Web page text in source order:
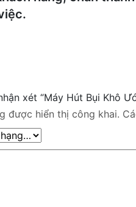
xét “Máy Hút Bụi Khô
được hiển thị công khai.